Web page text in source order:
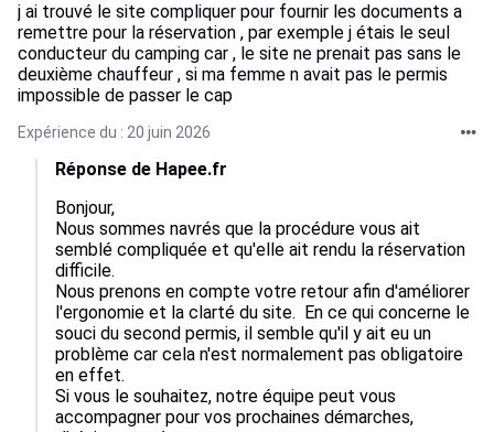
j ai trouvé le site compliquer pour fournir les documents a
remettre pour la réservation , par exemple j étais le seul
conducteur du camping car , le site ne prenait pas sans le
deuxième chauffeur , si ma femme n avait pas le permis
impossible de passer le cap
Expérience du : 20 juin 2026
Réponse de Hapee.fr
Bonjour,
Nous sommes navrés que la procédure vous ait
semblé compliquée et qu'elle ait rendu la réservation
difficile.
Nous prenons en compte votre retour afin d'améliorer
l'ergonomie et la clarté du site.  En ce qui concerne le
souci du second permis, il semble qu'il y ait eu un
problème car cela n'est normalement pas obligatoire
en effet.
Si vous le souhaitez, notre équipe peut vous
accompagner pour vos prochaines démarches,